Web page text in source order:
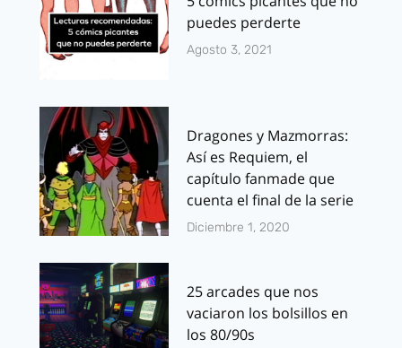
puedes perderte
Agosto 3, 2021
Dragones y Mazmorras:
Así es Requiem, el
capítulo fanmade que
cuenta el final de la serie
Diciembre 1, 2020
25 arcades que nos
vaciaron los bolsillos en
los 80/90s